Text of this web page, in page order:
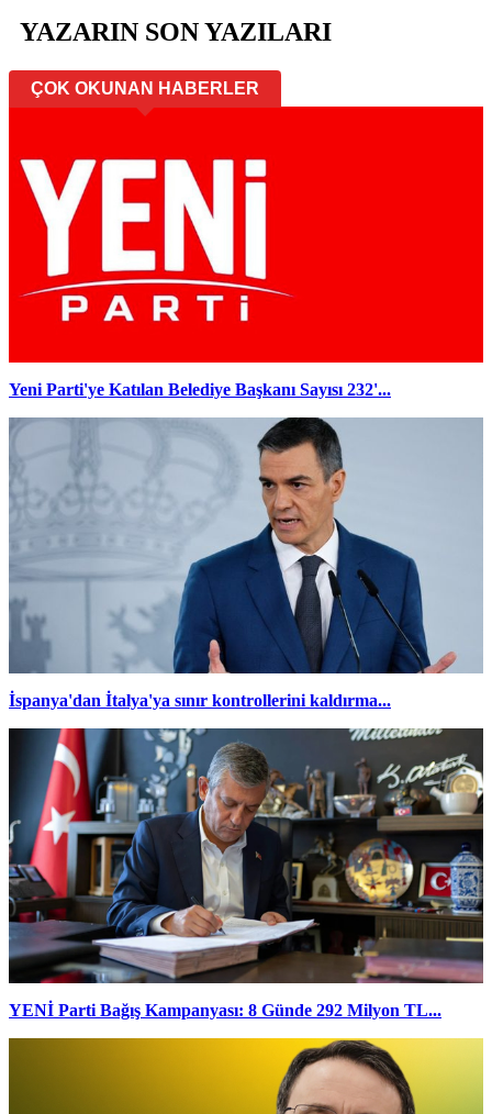
YAZARIN SON YAZILARI
ÇOK OKUNAN HABERLER
Yeni Parti'ye Katılan Belediye Başkanı Sayısı 232'...
İspanya'dan İtalya'ya sınır kontrollerini kaldırma...
YENİ Parti Bağış Kampanyası: 8 Günde 292 Milyon TL...